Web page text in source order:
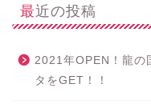
最近の投稿
2021年OPEN！龍の
タをGET！！